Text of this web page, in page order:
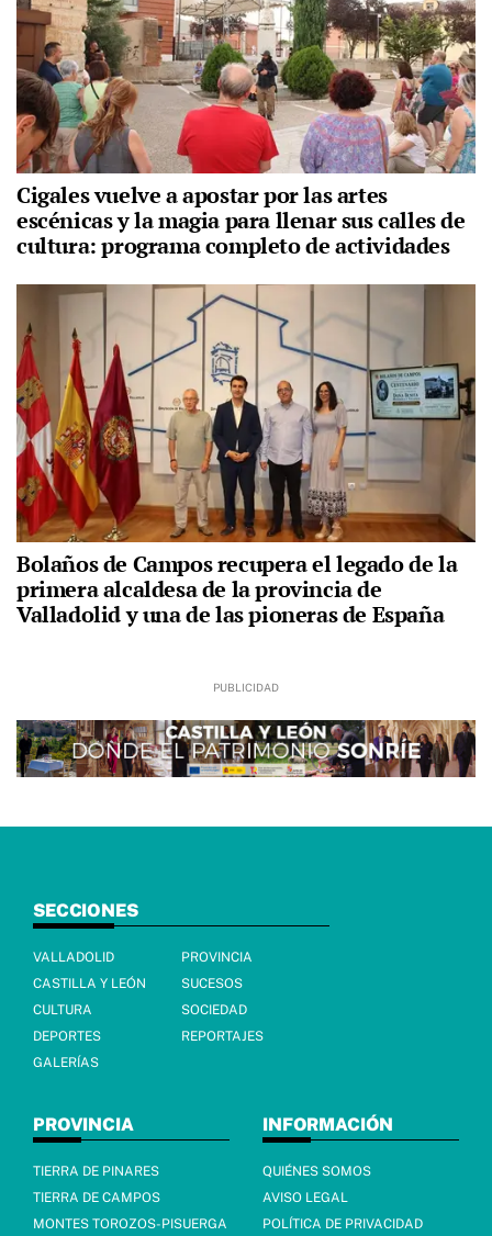
Cigales vuelve a apostar por las artes
escénicas y la magia para llenar sus calles de
cultura: programa completo de actividades
Bolaños de Campos recupera el legado de la
primera alcaldesa de la provincia de
Valladolid y una de las pioneras de España
SECCIONES
VALLADOLID
PROVINCIA
CASTILLA Y LEÓN
SUCESOS
CULTURA
SOCIEDAD
DEPORTES
REPORTAJES
GALERÍAS
PROVINCIA
TIERRA DE PINARES
TIERRA DE CAMPOS
MONTES TOROZOS-PISUERGA
INFORMACIÓN
QUIÉNES SOMOS
AVISO LEGAL
POLÍTICA DE PRIVACIDAD